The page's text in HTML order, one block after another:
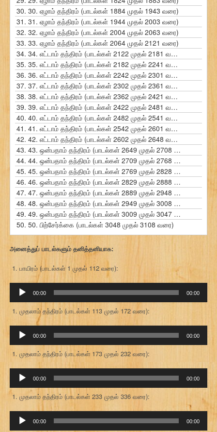
30. 30. ஏழாம் தந்திரம் (பாடல்கள் 1884 முதல் 1943 வரை)
31. 31. ஏழாம் தந்திரம் (பாடல்கள் 1944 முதல் 2003 வரை)
32. 32. ஏழாம் தந்திரம் (பாடல்கள் 2004 முதல் 2063 வரை)
33. 33. ஏழாம் தந்திரம் (பாடல்கள் 2064 முதல் 2121 வரை)
34. 34. எட்டாம் தந்திரம் (பாடல்கள் 2122 முதல் 2181 வரை)
35. 35. எட்டாம் தந்திரம் (பாடல்கள் 2182 முதல் 2241 வரை)
36. 36. எட்டாம் தந்திரம் (பாடல்கள் 2242 முதல் 2301 வரை)
37. 37. எட்டாம் தந்திரம் (பாடல்கள் 2302 முதல் 2361 வரை)
38. 38. எட்டாம் தந்திரம் (பாடல்கள் 2362 முதல் 2421 வரை)
39. 39. எட்டாம் தந்திரம் (பாடல்கள் 2422 முதல் 2481 வரை)
40. 40. எட்டாம் தந்திரம் (பாடல்கள் 2482 முதல் 2541 வரை)
41. 41. எட்டாம் தந்திரம் (பாடல்கள் 2542 முதல் 2601 வரை)
42. 42. எட்டாம் தந்திரம் (பாடல்கள் 2602 முதல் 2648 வரை)
43. 43. ஒன்பதாம் தந்திரம் (பாடல்கள் 2649 முதல் 2708 வரை)
44. 44. ஒன்பதாம் தந்திரம் (பாடல்கள் 2709 முதல் 2768 வரை)
45. 45. ஒன்பதாம் தந்திரம் (பாடல்கள் 2769 முதல் 2828 வரை)
46. 46. ஒன்பதாம் தந்திரம் (பாடல்கள் 2829 முதல் 2888 வரை)
47. 47. ஒன்பதாம் தந்திரம் (பாடல்கள் 2889 முதல் 2948 வரை)
48. 48. ஒன்பதாம் தந்திரம் (பாடல்கள் 2949 முதல் 3008 வரை)
49. 49. ஒன்பதாம் தந்திரம் (பாடல்கள் 3009 முதல் 3047 வரை)
50. 50. பிற்சேர்க்கை (பாடல்கள் 3048 முதல் 3108 வரை)
அனைத்துப் பாடல்களும் தனித்தனியாக:
பாயிரம் (பாடல்கள் 1 முதல் 112 வரை):
கருவி
00:00 00:00
முதலாம் தந்திரம் (பாடல்கள் 113 முதல் 172 வரை):
கருவி
00:00 00:00
முதலாம் தந்திரம் (பாடல்கள் 173 முதல் 232 வரை):
கருவி
00:00 00:00
முதலாம் தந்திரம் (பாடல்கள் 233 முதல் 336 வரை):
கருவி
00:00 00:00